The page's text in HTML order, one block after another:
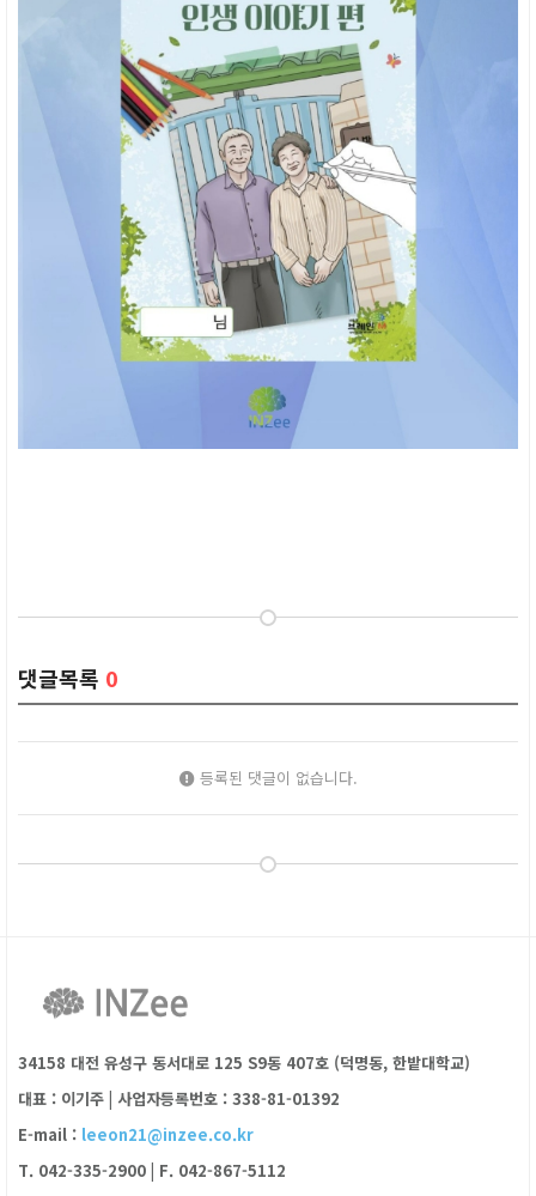
댓글목록 0
등록된 댓글이 없습니다.
34158 대전 유성구 동서대로 125 S9동 407호 (덕명동, 한밭대학교)
대표 : 이기주
사업자등록번호 : 338-81-01392
E-mail : leeon21@inzee.co.kr
T. 042-335-2900
F. 042-867-5112